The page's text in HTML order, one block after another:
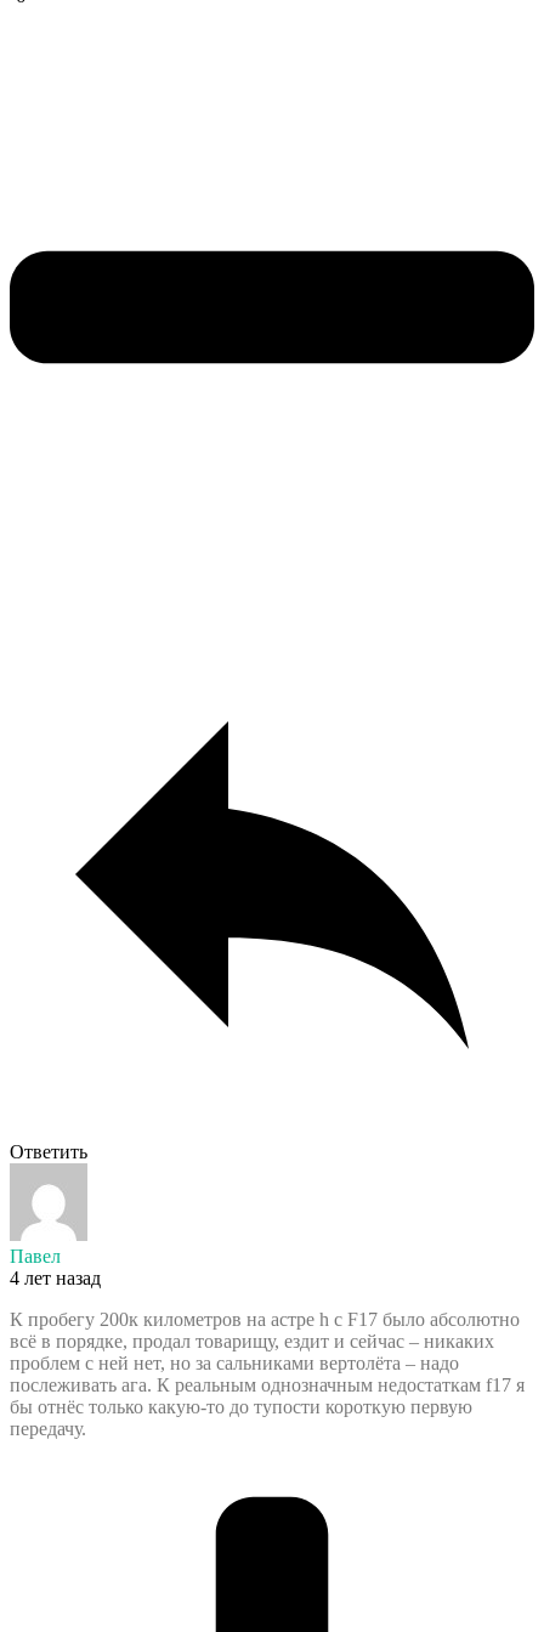
Ответить
Павел
4 лет назад
К пробегу 200к километров на астре h с F17 было абсолютно
всё в порядке, продал товарищу, ездит и сейчас – никаких
проблем с ней нет, но за сальниками вертолёта – надо
послеживать ага. К реальным однозначным недостаткам f17 я
бы отнёс только какую-то до тупости короткую первую
передачу.